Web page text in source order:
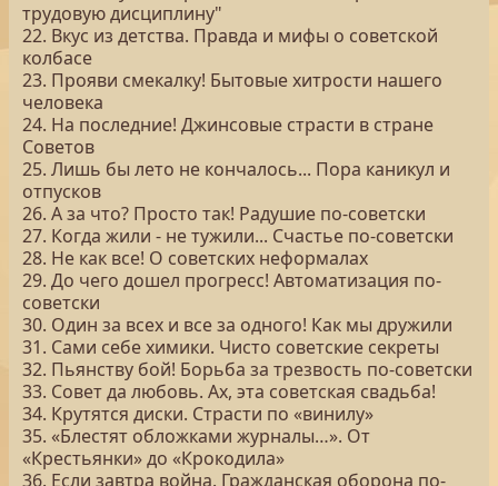
трудовую дисциплину"
22. Вкус из детства. Правда и мифы о советской
колбасе
23. Прояви смекалку! Бытовые хитрости нашего
человека
24. На последние! Джинсовые страсти в стране
Советов
25. Лишь бы лето не кончалось... Пора каникул и
отпусков
26. А за что? Просто так! Радушие по-советски
27. Когда жили - не тужили... Счастье по-советски
28. Не как все! О советских неформалах
29. До чего дошел прогресс! Автоматизация по-
советски
30. Один за всех и все за одного! Как мы дружили
31. Сами себе химики. Чисто советские секреты
32. Пьянству бой! Борьба за трезвость по-советски
33. Совет да любовь. Ах, эта советская свадьба!
34. Крутятся диски. Страсти по «винилу»
35. «Блестят обложками журналы…». От
«Крестьянки» до «Крокодила»
36. Если завтра война. Гражданская оборона по-